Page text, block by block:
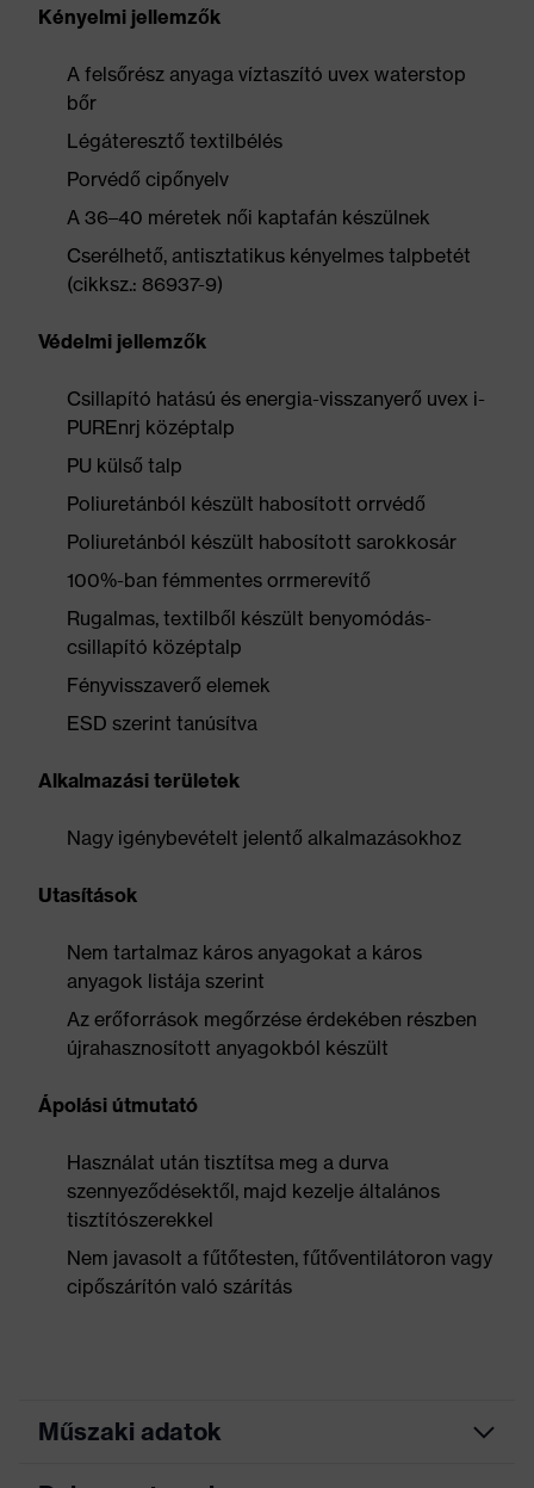
Kényelmi jellemzők
A felsőrész anyaga víztaszító uvex waterstop
bőr
Légáteresztő textilbélés
Porvédő cipőnyelv
A 36–40 méretek női kaptafán készülnek
Cserélhető, antisztatikus kényelmes talpbetét
(cikksz.: 86937-9)
Védelmi jellemzők
Csillapító hatású és energia-visszanyerő uvex i-
PUREnrj középtalp
PU külső talp
Poliuretánból készült habosított orrvédő
Poliuretánból készült habosított sarokkosár
100%-ban fémmentes orrmerevítő
Rugalmas, textilből készült benyomódás-
csillapító középtalp
Fényvisszaverő elemek
ESD szerint tanúsítva
Alkalmazási területek
Nagy igénybevételt jelentő alkalmazásokhoz
Utasítások
Nem tartalmaz káros anyagokat a káros
anyagok listája szerint
Az erőforrások megőrzése érdekében részben
újrahasznosított anyagokból készült
Ápolási útmutató
Használat után tisztítsa meg a durva
szennyeződésektől, majd kezelje általános
tisztítószerekkel
Nem javasolt a fűtőtesten, fűtőventilátoron vagy
cipőszárítón való szárítás
Műszaki adatok